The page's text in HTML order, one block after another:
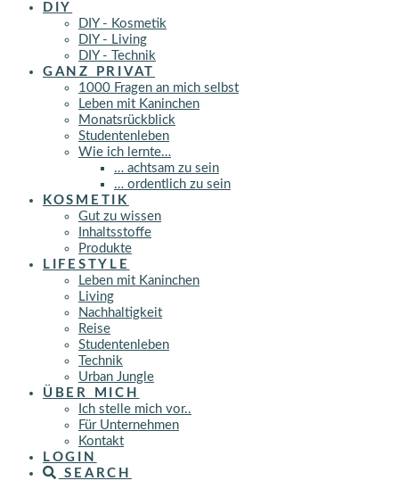
DIY
DIY - Kosmetik
DIY - Living
DIY - Technik
GANZ PRIVAT
1000 Fragen an mich selbst
Leben mit Kaninchen
Monatsrückblick
Studentenleben
Wie ich lernte…
… achtsam zu sein
… ordentlich zu sein
KOSMETIK
Gut zu wissen
Inhaltsstoffe
Produkte
LIFESTYLE
Leben mit Kaninchen
Living
Nachhaltigkeit
Reise
Studentenleben
Technik
Urban Jungle
ÜBER MICH
Ich stelle mich vor..
Für Unternehmen
Kontakt
LOGIN
SEARCH